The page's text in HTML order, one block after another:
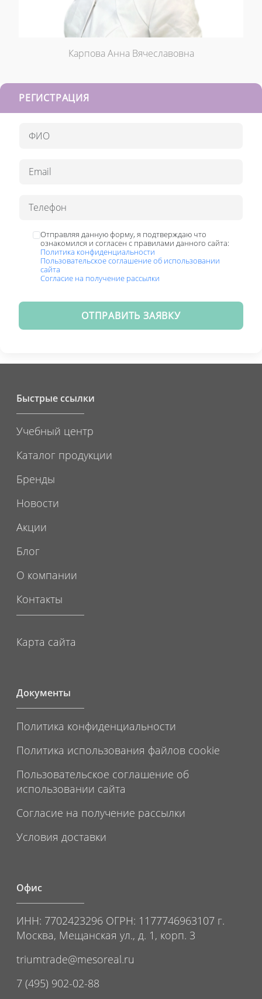
Карпова Анна Вячеславовна
РЕГИСТРАЦИЯ
Отправляя данную форму, я подтверждаю что
ознакомился и согласен с правилами данного сайта:
Политика конфиденциальности
Пользовательское соглашение об использовании
сайта
Согласие на получение рассылки
ОТПРАВИТЬ ЗАЯВКУ
Быстрые ссылки
Учебный центр
Каталог продукции
Бренды
Новости
Акции
Блог
О компании
Контакты
Карта сайта
Документы
Политика конфиденциальности
Политика использования файлов cookie
Пользовательское соглашение об
использовании сайта
Согласие на получение рассылки
Условия доставки
Офис
ИНН: 7702423296 ОГРН: 1177746963107 г.
Москва, Мещанская ул., д. 1, корп. 3
triumtrade@mesoreal.ru
7 (495) 902-02-88